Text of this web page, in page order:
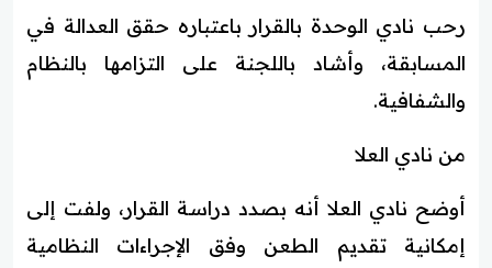
رحب نادي الوحدة بالقرار باعتباره حقق العدالة في
المسابقة، وأشاد باللجنة على التزامها بالنظام
والشفافية.
من نادي العلا
أوضح نادي العلا أنه بصدد دراسة القرار، ولفت إلى
إمكانية تقديم الطعن وفق الإجراءات النظامية